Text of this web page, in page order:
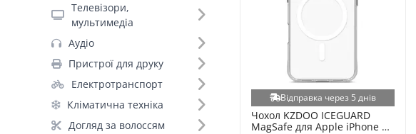
Телевізори,
мультимедіа
Аудіо
Пристрої для друку
Електротранспорт
Кліматична техніка
Догляд за волоссям
Сумісність по бренду (1)
Apple (9)
Модель телефона (2)
Apple iPhone 17 Pro (8)
Apple iPhone 17 Pro Max (1)
Відправка через 5 днів
Чохол KZDOO ICEGUARD
MagSafe для Apple iPhone 17